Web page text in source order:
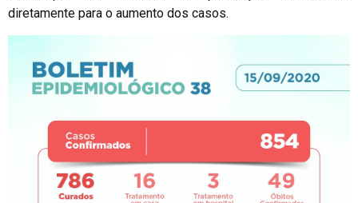
diretamente para o aumento dos casos.